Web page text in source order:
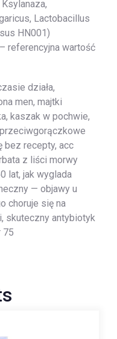
Lactobacillus
HN001)
referencyjna wartość
działa,
men, majtki
kaszak w pochwie,
bez recepty, acc
z liści morwy
lat, jak wyglada
— objawy u
choruje się na
skuteczny antybiotyk
75